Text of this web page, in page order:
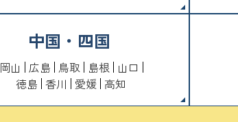
中国・四国
岡山 広島 鳥取 島根 山口
徳島 香川 愛媛 高知